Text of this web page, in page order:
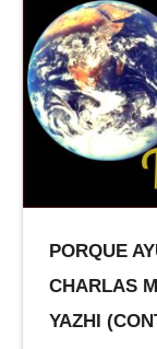
PORQUE
CHARLAS
YAZHI